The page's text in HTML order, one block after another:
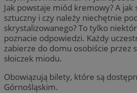
Jak powstaje miód kremowy? A
sztuczny i czy należy niechętnie
skrystalizowanego? To tylko
poznacie odpowiedzi. Każdy
zabierze do domu osobiście przez
słoiczek miodu.
Obowiązują bilety, które są
Górnośląskim.